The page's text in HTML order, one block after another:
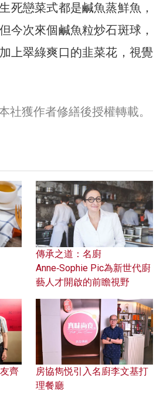
死戀菜式都是鹹魚蒸鮮魚，
今次來個鹹魚粒炒石斑球，
上翠綠爽口的韭菜花，視覺
社獲作者修繕後授權轉載。
傳承之道：名廚
Anne‑Sophie Pic為新世代廚
藝人才開啟的前瞻視野
齊
房協雋悦引入名廚李文基打
理餐廳